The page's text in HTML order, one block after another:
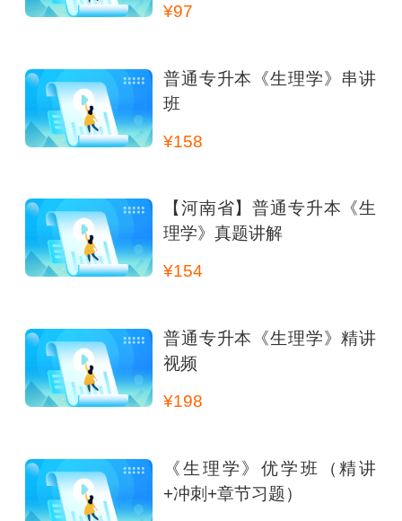
¥97
普通专升本《生理学》串讲
班
¥158
【河南省】普通专升本《生
理学》真题讲解
¥154
普通专升本《生理学》精讲
视频
¥198
《生理学》优学班（精讲
+冲刺+章节习题）